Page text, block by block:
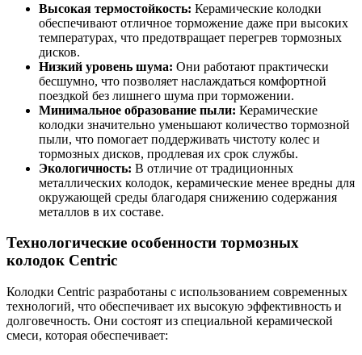
Высокая термостойкость: Керамические колодки
обеспечивают отличное торможение даже при высоких
температурах, что предотвращает перегрев тормозных
дисков.
Низкий уровень шума: Они работают практически
бесшумно, что позволяет наслаждаться комфортной
поездкой без лишнего шума при торможении.
Минимальное образование пыли: Керамические
колодки значительно уменьшают количество тормозной
пыли, что помогает поддерживать чистоту колес и
тормозных дисков, продлевая их срок службы.
Экологичность: В отличие от традиционных
металлических колодок, керамические менее вредны для
окружающей среды благодаря снижению содержания
металлов в их составе.
Технологические особенности тормозных
колодок Centric
Колодки Centric разработаны с использованием современных
технологий, что обеспечивает их высокую эффективность и
долговечность. Они состоят из специальной керамической
смеси, которая обеспечивает: